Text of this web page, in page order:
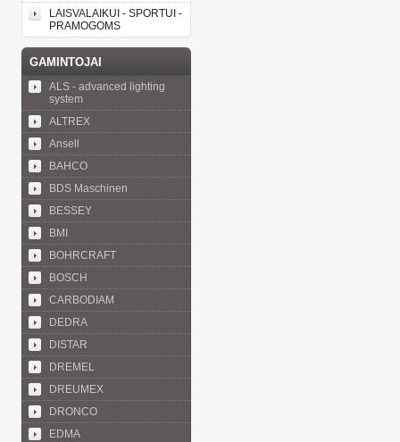
LAISVALAIKUI - SPORTUI -
PRAMOGOMS
GAMINTOJAI
ALS - advanced lighting
system
ALTREX
Ansell
BAHCO
BDS Maschinen
BESSEY
BMI
BOHRCRAFT
BOSCH
CARBODIAM
DEDRA
DISTAR
DREMEL
DREUMEX
DRONCO
EDMA